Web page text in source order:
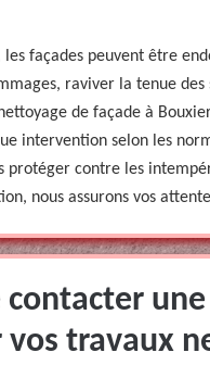
façades peuvent être
raviver la tenue
de façade à
intervention selon les
protéger contre les
nous assurons vos
contacter
travaux